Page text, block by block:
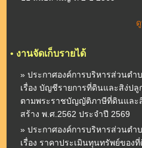
• งานจัดเก็บรายได้
» ประกาศองค์การบริหารส่วนตำ
เรื่อง บัญชีรายการที่ดินและสิง่ปลู
ตามพระราชบัญญัติภาษีที่ดินและ
สร้าง พ.ศ.2562 ประจำปี 2569
» ประกาศองค์การบริหารส่วนตำ
เรื่อง ราคาประเมินทุนทรัพย์ของ